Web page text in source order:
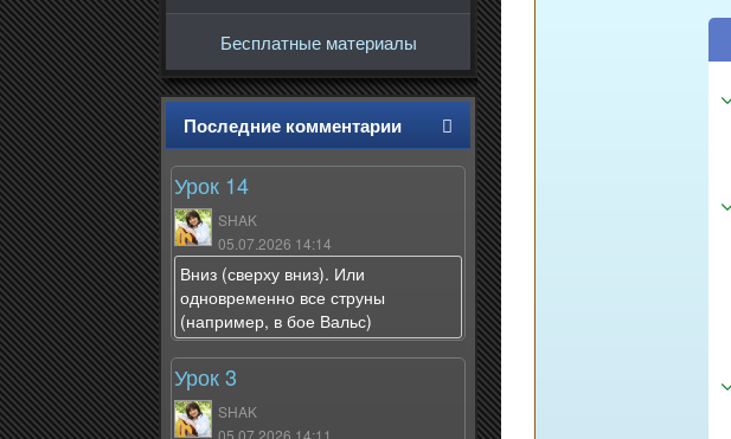
Бесплатные материалы
Последние комментарии
Урок 14
SHAK
05.07.2026 14:14
Вниз (сверху вниз). Или
одновременно все струны
(например, в бое Вальс)
Урок 3
SHAK